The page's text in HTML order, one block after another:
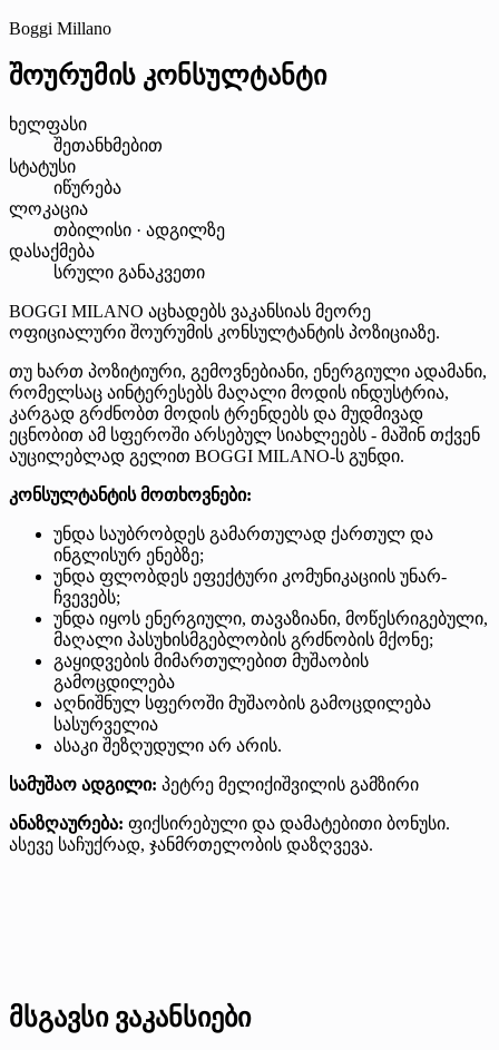
Boggi Millano
შოურუმის კონსულტანტი
ხელფასი
შეთანხმებით
სტატუსი
იწურება
ლოკაცია
თბილისი · ადგილზე
დასაქმება
სრული განაკვეთი
BOGGI MILANO აცხადებს ვაკანსიას მეორე
ოფიციალური შოურუმის კონსულტანტის პოზიციაზე.
თუ ხართ პოზიტიური, გემოვნებიანი, ენერგიული ადამანი,
რომელსაც აინტერესებს მაღალი მოდის ინდუსტრია,
კარგად გრძნობთ მოდის ტრენდებს და მუდმივად
ეცნობით ამ სფეროში არსებულ სიახლეებს - მაშინ თქვენ
აუცილებლად გელით BOGGI MILANO-ს გუნდი.
კონსულტანტის მოთხოვნები:
უნდა საუბრობდეს გამართულად ქართულ და
ინგლისურ ენებზე;
უნდა ფლობდეს ეფექტური კომუნიკაციის უნარ-
ჩვევებს;
უნდა იყოს ენერგიული, თავაზიანი, მოწესრიგებული,
მაღალი პასუხისმგებლობის გრძნობის მქონე;
გაყიდვების მიმართულებით მუშაობის
გამოცდილება
აღნიშნულ სფეროში მუშაობის გამოცდილება
სასურველია
ასაკი შეზღუდული არ არის.
სამუშაო ადგილი: პეტრე მელიქიშვილის გამზირი
ანაზღაურება: ფიქსირებული და დამატებითი ბონუსი.
ასევე საჩუქრად, ჯანმრთელობის დაზღვევა.
მსგავსი ვაკანსიები